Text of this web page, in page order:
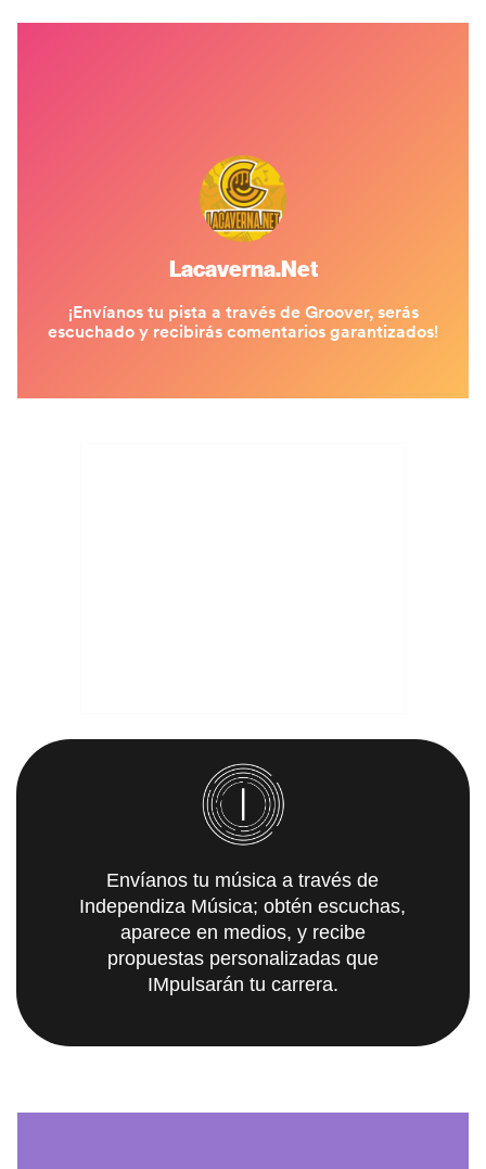
Envíanos tu música a través de
Independiza Música; obtén escuchas,
aparece en medios, y recibe
propuestas personalizadas que
IMpulsarán tu carrera.